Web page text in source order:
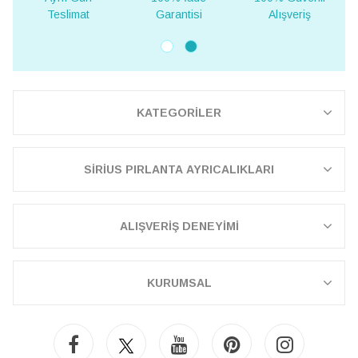
Garantisi
Alışveriş
Teslimat
KATEGORİLER
SİRİUS PIRLANTA AYRICALIKLARI
ALIŞVERİŞ DENEYİMİ
KURUMSAL